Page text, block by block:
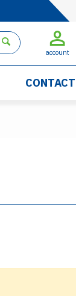
account
CONTACT